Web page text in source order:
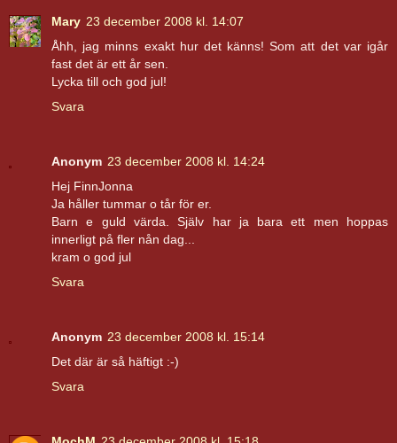
Mary 23 december 2008 kl. 14:07
Åhh, jag minns exakt hur det känns! Som att det var igår
fast det är ett år sen.
Lycka till och god jul!
Svara
Anonym 23 december 2008 kl. 14:24
Hej FinnJonna
Ja håller tummar o tår för er.
Barn e guld värda. Själv har ja bara ett men hoppas
innerligt på fler nån dag...
kram o god jul
Svara
Anonym 23 december 2008 kl. 15:14
Det där är så häftigt :-)
Svara